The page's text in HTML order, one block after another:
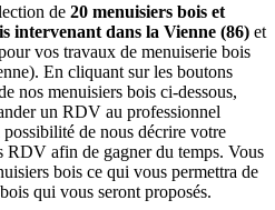
de 20 menuisiers bois et
intervenant dans la Vienne (86) et
vos travaux de menuiserie bois
En cliquant sur les boutons
nos menuisiers bois ci-dessous,
un RDV au professionnel
de nous décrire votre
RDV afin de gagner du temps. Vous
bois ce qui vous permettra de
qui vous seront proposés.